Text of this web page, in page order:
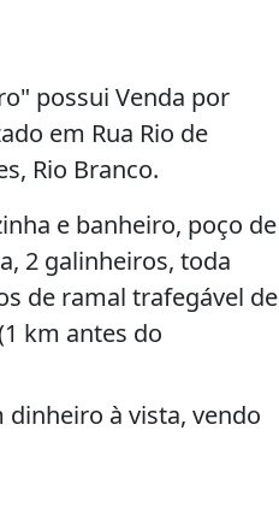
possui Venda por
em Rua Rio de
Rio Branco.
e banheiro, poço de
2 galinheiros, toda
de ramal trafegável de
km antes do
dinheiro à vista, vendo